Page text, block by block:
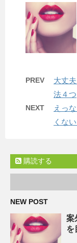
PREV
大丈
法４つ
NEXT
えっ
くな
購読する
NEW POST
案
を